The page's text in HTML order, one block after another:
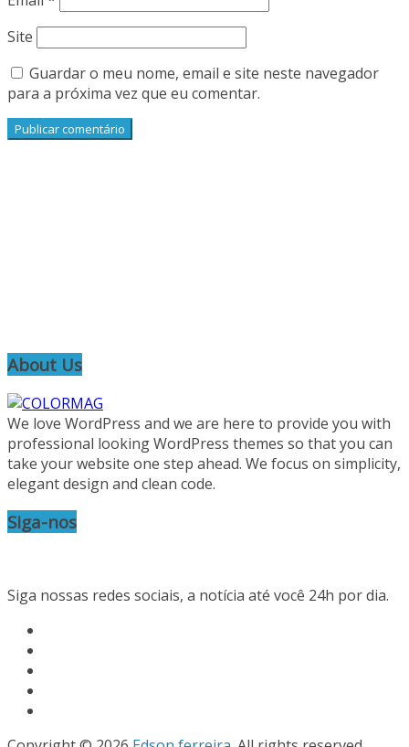
Site
Guardar o meu nome, email e site neste navegador
para a próxima vez que eu comentar.
About Us
We love WordPress and we are here to provide you with
professional looking WordPress themes so that you can
take your website one step ahead. We focus on simplicity,
elegant design and clean code.
Siga-nos
Siga nossas redes sociais, a notícia até você 24h por dia.